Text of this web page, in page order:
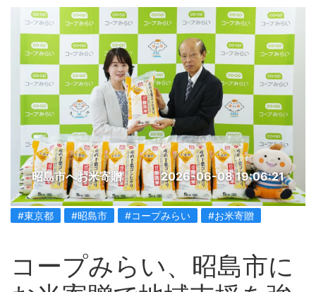
昭島市へお米寄贈 2026-06-08 19:06:21
#東京都 #昭島市 #コープみらい #お米寄贈
コープみらい、昭島市に